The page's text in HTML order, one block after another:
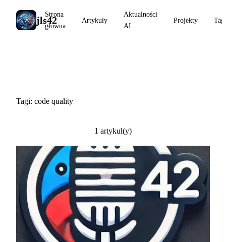
jls42
Strona
główna
Artykuły
Aktualności
AI
Projekty Tagi
Tagi: code quality
1 artykuł(y)